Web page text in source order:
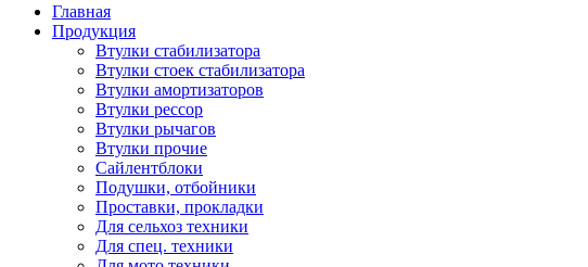
Главная
Продукция
Втулки стабилизатора
Втулки стоек стабилизатора
Втулки амортизаторов
Втулки рессор
Втулки рычагов
Втулки прочие
Сайлентблоки
Подушки, отбойники
Проставки, прокладки
Для сельхоз техники
Для спец. техники